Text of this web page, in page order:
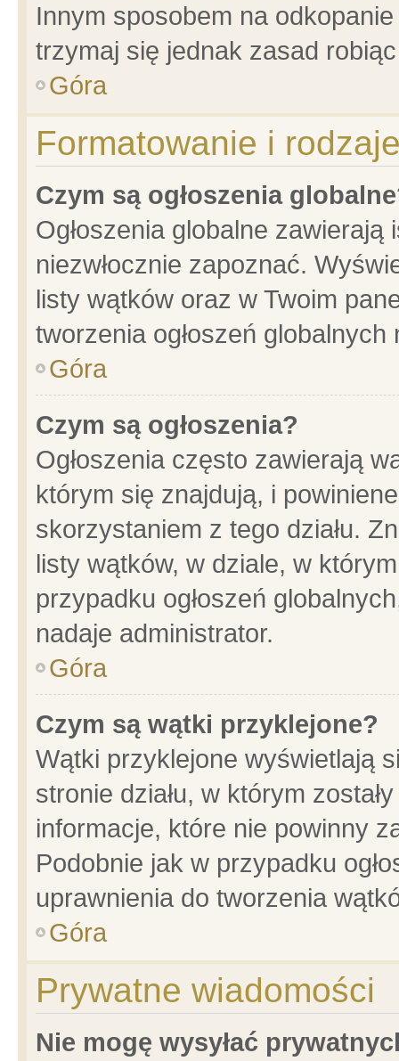
Innym sposobem na
trzymaj się jednak zasad
Góra
Formatowanie i
Czym są ogłoszenia
Ogłoszenia globalne
niezwłocznie zapoznać.
listy wątków oraz w Twoim
tworzenia ogłoszeń
Góra
Czym są ogłoszenia?
Ogłoszenia często zawierają
którym się znajdują, i
skorzystaniem z tego działu.
listy wątków, w dziale, w
przypadku ogłoszeń
nadaje administrator.
Góra
Czym są wątki przyklejone?
Wątki przyklejone wyświetlają
stronie działu, w którym
informacje, które nie powinny
Podobnie jak w przypadku
uprawnienia do tworzenia
Góra
Prywatne wiadomości
Nie mogę wysyłać